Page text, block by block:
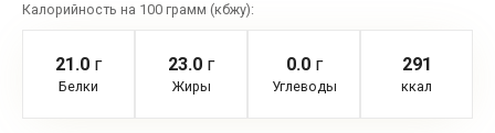
Калорийность на 100 грамм (кбжу):
21.0 г
Белки
23.0 г
Жиры
0.0г
Углеводы
291
ккал